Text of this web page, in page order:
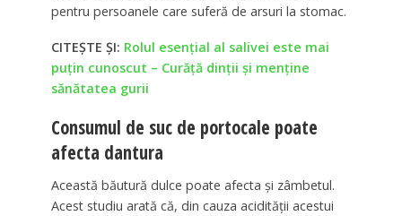
pentru persoanele care suferă de arsuri la stomac.
CITEȘTE ȘI: Rolul esențial al salivei este mai
puţin cunoscut – Curăță dinții și menține
sănătatea gurii
Consumul de suc de portocale poate
afecta dantura
Această băutură dulce poate afecta și zâmbetul.
Acest studiu arată că, din cauza acidității acestui